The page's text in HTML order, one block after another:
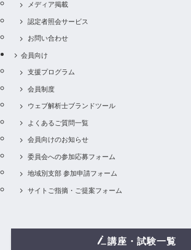
メディア掲載
認定者照会サービス
お問い合わせ
会員向け
支援プログラム
会員制度
ウェブ解析士ブランドツール
よくあるご質問一覧
会員向けのお知らせ
委員会への参加応募フォーム
地域別支部 参加申請フォーム
サイトご指摘・ご提案フォーム
講座・試験一覧